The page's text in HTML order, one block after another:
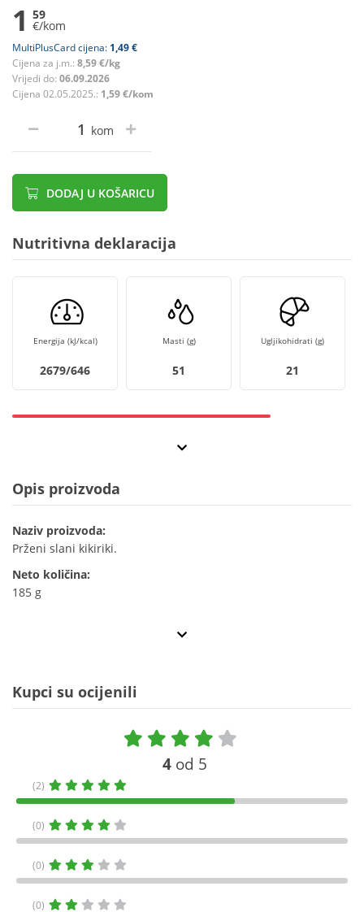
1 59
€/kom
MultiPlusCard cijena: 1,49 €
Cijena za j.m.: 8,59 €/kg
Vrijedi do: 06.09.2026
Cijena 02.05.2025.: 1,59 €/kom
kom
DODAJ U KOŠARICU
Nutritivna deklaracija
Energija (kJ/kcal)
2679/646
Masti (g)
51
Ugljikohidrati (g)
21
Opis proizvoda
Naziv proizvoda:
Prženi slani kikiriki.
Neto količina:
185 g
Kupci su ocijenili
4 od 5
(2)
(0)
(0)
(0)